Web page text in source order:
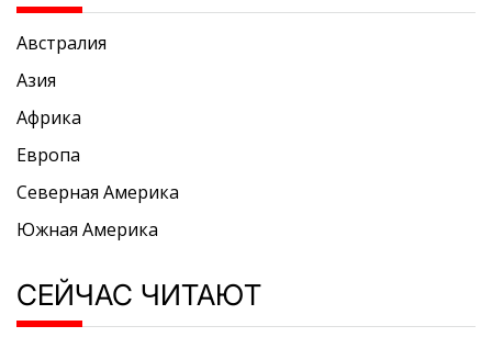
Австралия
Азия
Африка
Европа
Северная Америка
Южная Америка
СЕЙЧАС ЧИТАЮТ